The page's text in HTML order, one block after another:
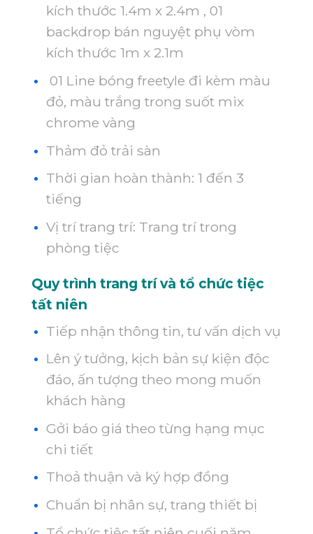
kích thước 1.4m x 2.4m , 01
backdrop bán nguyệt phụ vòm
kích thước 1m x 2.1m
01 Line bóng freetyle đi kèm màu
đỏ, màu trắng trong suốt mix
chrome vàng
Thảm đỏ trải sàn
Thời gian hoàn thành: 1 đến 3
tiếng
Vị trí trang trí: Trang trí trong
phòng tiệc
Quy trình trang trí và tổ chức tiệc
tất niên
Tiếp nhận thông tin, tư vấn dịch vụ
Lên ý tưởng, kịch bản sự kiện độc
đáo, ấn tượng theo mong muốn
khách hàng
Gởi báo giá theo từng hạng mục
chi tiết
Thoả thuận và ký hợp đồng
Chuẩn bị nhân sự, trang thiết bị